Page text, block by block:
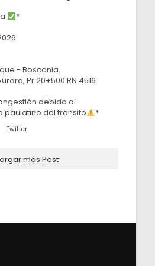
*
- Bosconia.
Pr 20+500 RN 4516.
debido al
paulatino del tránsito
*
Twitter
más Post